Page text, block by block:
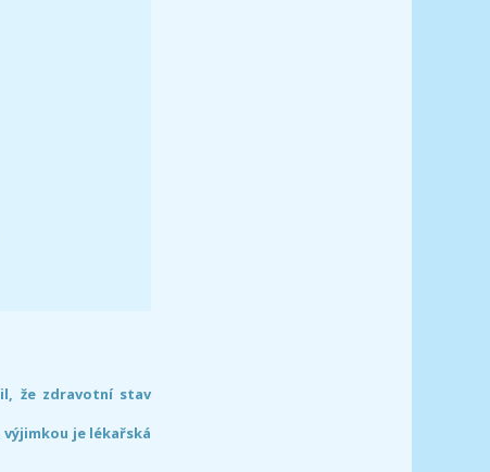
že zdravotní stav
je lékařská